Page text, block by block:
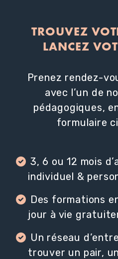
TROUVEZ
LANCEZ
Prenez rendez-
avec l’un de
pédagogiques,
formulaire
3, 6 ou 12 mois
individuel &
Des formations
jour à vie
Un réseau
trouver un pair,